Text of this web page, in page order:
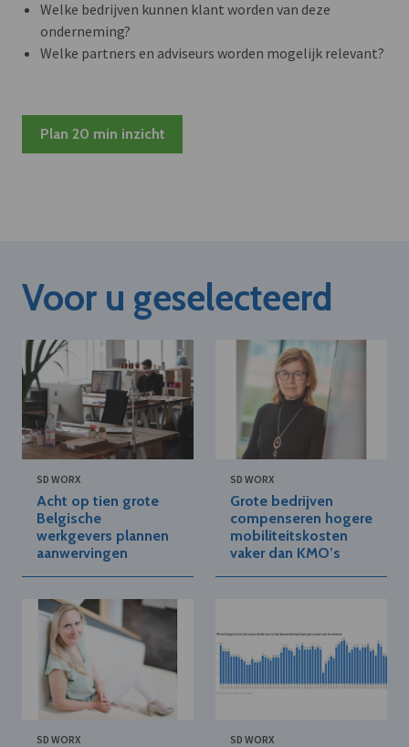
Welke bedrijven kunnen klant worden van deze
onderneming?
Welke partners en adviseurs worden mogelijk relevant?
Plan 20 min inzicht
Voor u geselecteerd
SD WORX
Acht op tien grote
Belgische
werkgevers plannen
aanwervingen
SD WORX
Grote bedrijven
compenseren hogere
mobiliteitskosten
vaker dan KMO’s
SD WORX SD WORX